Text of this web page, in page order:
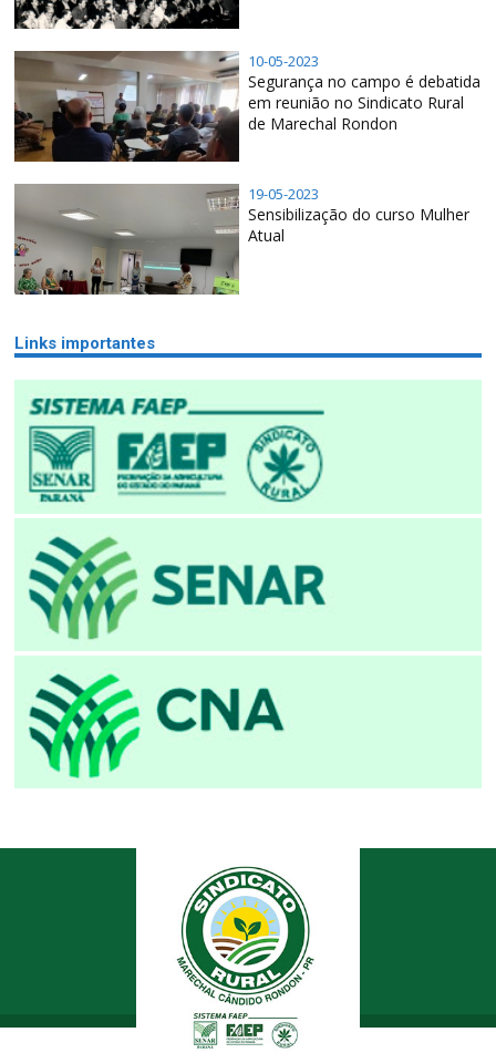
10-05-2023
Segurança no campo é debatida
em reunião no Sindicato Rural
de Marechal Rondon
19-05-2023
Sensibilização do curso Mulher
Atual
Links importantes